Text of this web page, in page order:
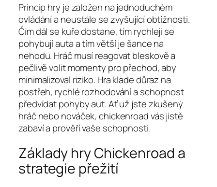
Princip hry je založen na jednoduchém
ovládání a neustále se zvyšující obtížnosti.
Čím dál se kuře dostane, tím rychleji se
pohybují auta a tím větší je šance na
nehodu. Hráč musí reagovat bleskově a
pečlivě volit momenty pro přechod, aby
minimalizoval riziko. Hra klade důraz na
postřeh, rychlé rozhodování a schopnost
předvídat pohyby aut. Ať už jste zkušený
hráč nebo nováček, chickenroad vás jistě
zabaví a prověří vaše schopnosti.
Základy hry Chickenroad a
strategie přežití